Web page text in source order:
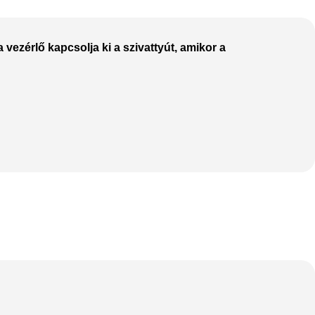
vezérlő kapcsolja ki a szivattyút, amikor a